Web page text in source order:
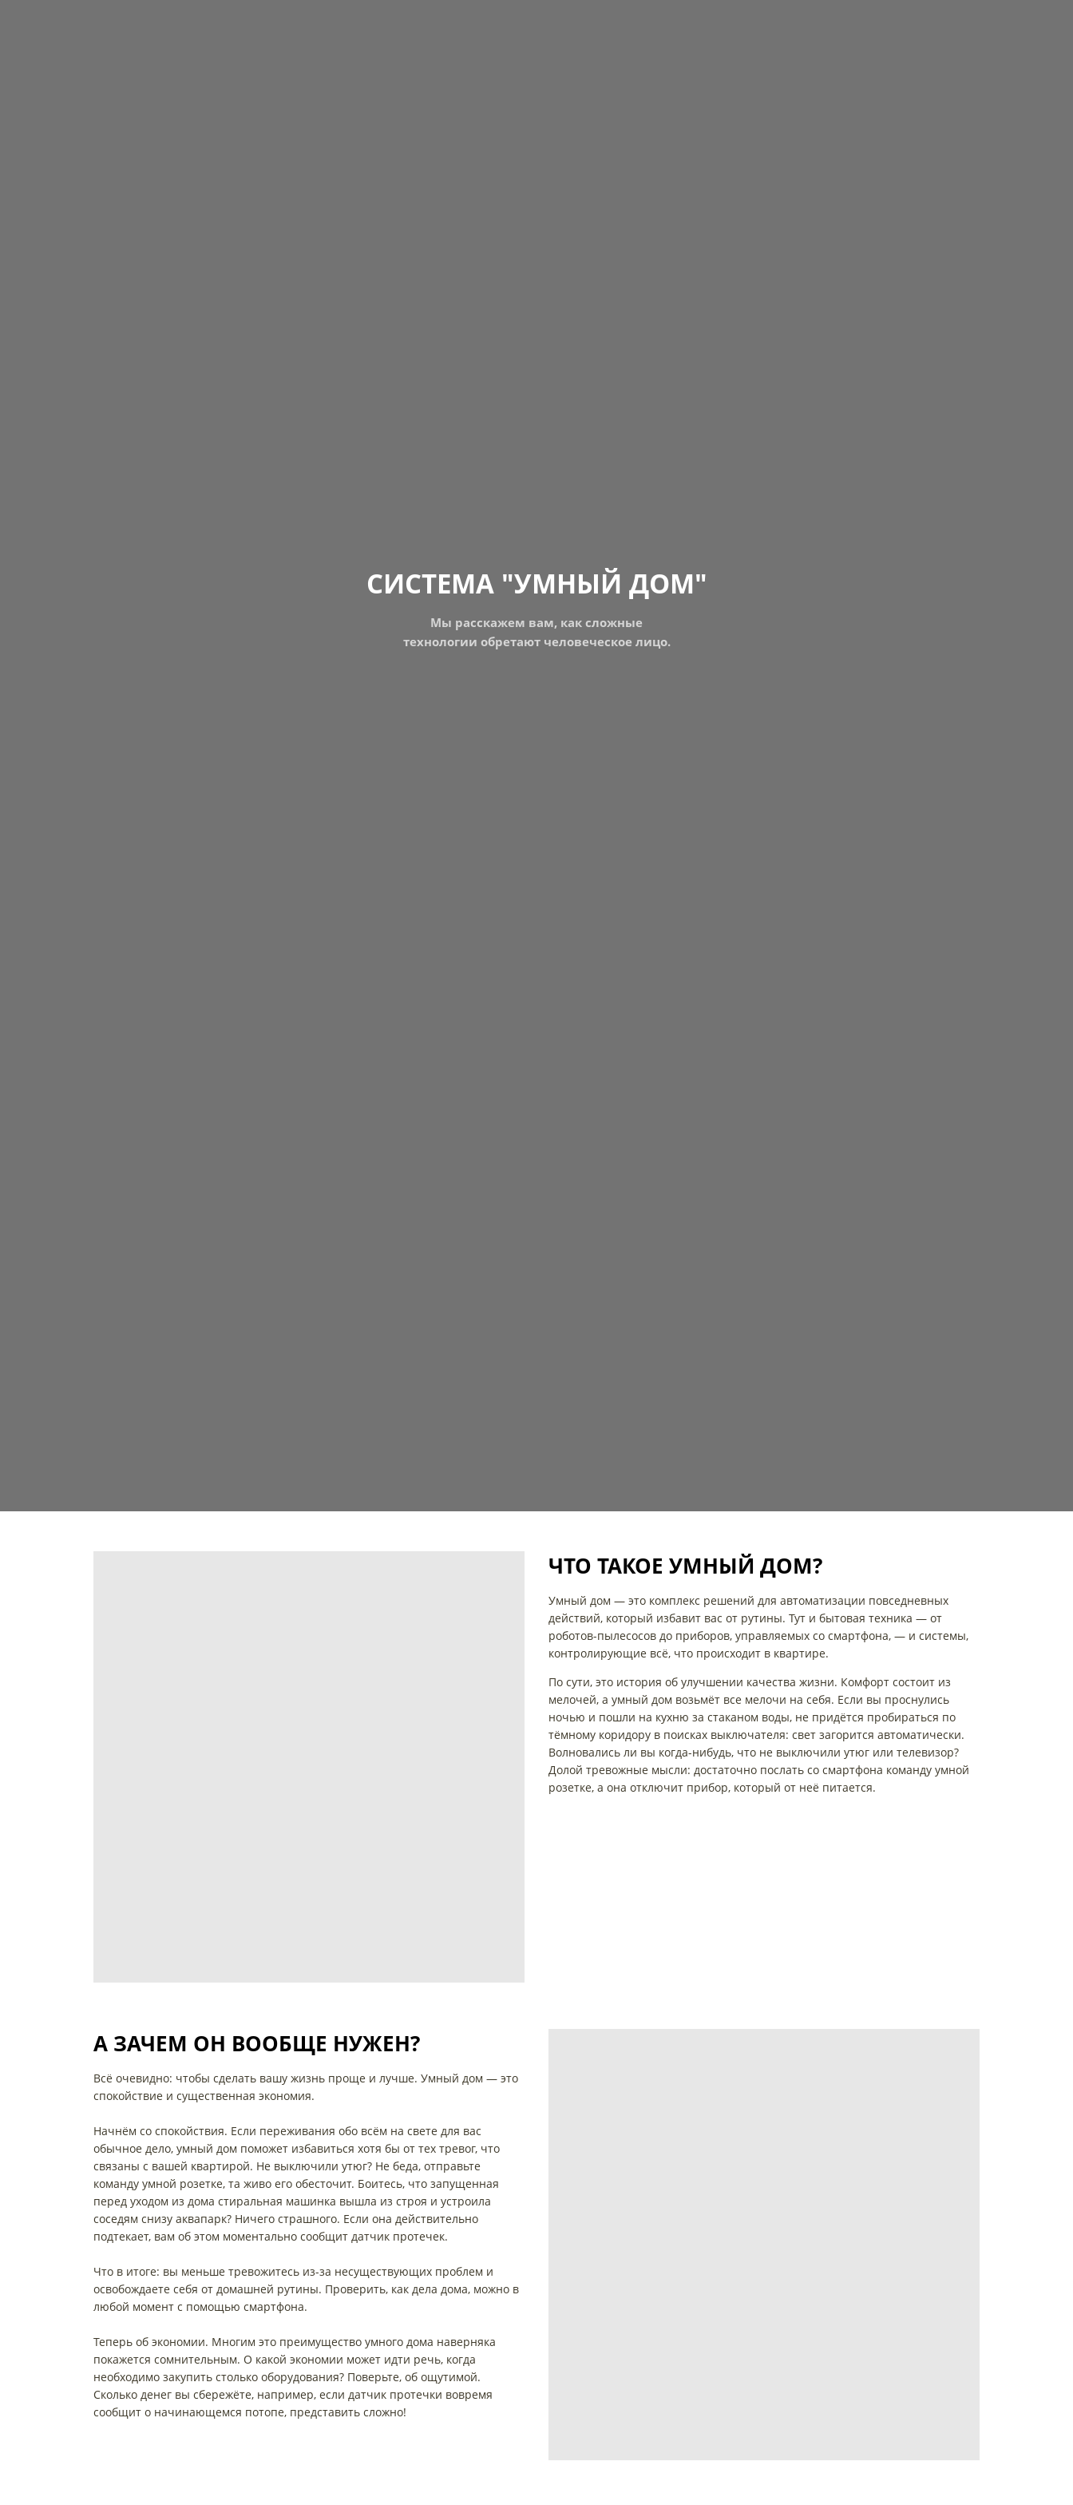
СИСТЕМА "УМНЫЙ ДОМ"
Мы расскажем вам, как сложные
технологии обретают человеческое лицо.
ЧТО ТАКОЕ УМНЫЙ ДОМ?
Умный дом — это комплекс решений для автоматизации повседневных
действий, который избавит вас от рутины. Тут и бытовая техника — от
роботов-пылесосов до приборов, управляемых со смартфона, — и системы,
контролирующие всё, что происходит в квартире.
По сути, это история об улучшении качества жизни. Комфорт состоит из
мелочей, а умный дом возьмёт все мелочи на себя. Если вы проснулись
ночью и пошли на кухню за стаканом воды, не придётся пробираться по
тёмному коридору в поисках выключателя: свет загорится автоматически.
Волновались ли вы когда-нибудь, что не выключили утюг или телевизор?
Долой тревожные мысли: достаточно послать со смартфона команду умной
розетке, а она отключит прибор, который от неё питается.
А ЗАЧЕМ ОН ВООБЩЕ НУЖЕН?
Всё очевидно: чтобы сделать вашу жизнь проще и лучше. Умный дом — это
спокойствие и существенная экономия.
Начнём со спокойствия. Если переживания обо всём на свете для вас
обычное дело, умный дом поможет избавиться хотя бы от тех тревог, что
связаны с вашей квартирой. Не выключили утюг? Не беда, отправьте
команду умной розетке, та живо его обесточит. Боитесь, что запущенная
перед уходом из дома стиральная машинка вышла из строя и устроила
соседям снизу аквапарк? Ничего страшного. Если она действительно
подтекает, вам об этом моментально сообщит датчик протечек.
Что в итоге: вы меньше тревожитесь из-за несуществующих проблем и
освобождаете себя от домашней рутины. Проверить, как дела дома, можно в
любой момент с помощью смартфона.
Теперь об экономии. Многим это преимущество умного дома наверняка
покажется сомнительным. О какой экономии может идти речь, когда
необходимо закупить столько оборудования? Поверьте, об ощутимой.
Сколько денег вы сбережёте, например, если датчик протечки вовремя
сообщит о начинающемся потопе, представить сложно!